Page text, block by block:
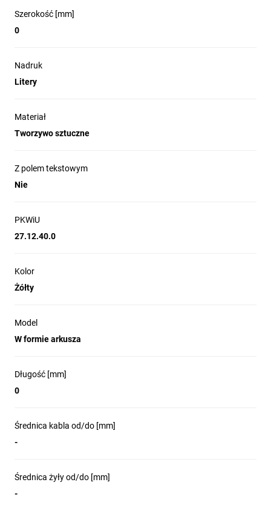
Szerokość [mm]
0
Nadruk
Litery
Materiał
Tworzywo sztuczne
Z polem tekstowym
Nie
PKWiU
27.12.40.0
Kolor
Żółty
Model
W formie arkusza
Długość [mm]
0
Średnica kabla od/do [mm]
-
Średnica żyły od/do [mm]
-